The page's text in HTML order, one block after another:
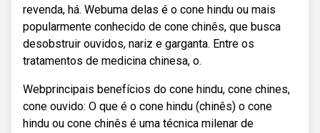
revenda, há. Webuma delas é o cone hindu ou mais
popularmente conhecido de cone chinês, que busca
desobstruir ouvidos, nariz e garganta. Entre os
tratamentos de medicina chinesa, o.
Webprincipais benefícios do cone hindu, cone chines,
cone ouvido: O que é o cone hindu (chinês) o cone
hindu ou cone chinês é uma técnica milenar de